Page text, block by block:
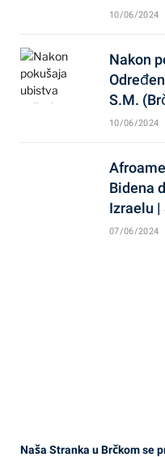
10/06/2024
Nakon
S.M.
10/06/2024
Bidena
Izraelu |
07/06/2024
Naša Stranka u Brčkom se